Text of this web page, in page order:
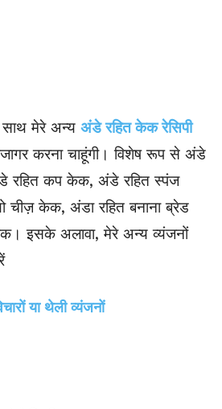
मेरे अन्य अंडे रहित केक रेसिपी
करना चाहूंगी। विशेष रूप से अंडे
रहित कप केक, अंडे रहित स्पंज
चीज़ केक, अंडा रहित बनाना ब्रेड
इसके अलावा, मेरे अन्य व्यंजनों
या थेली व्यंजनों